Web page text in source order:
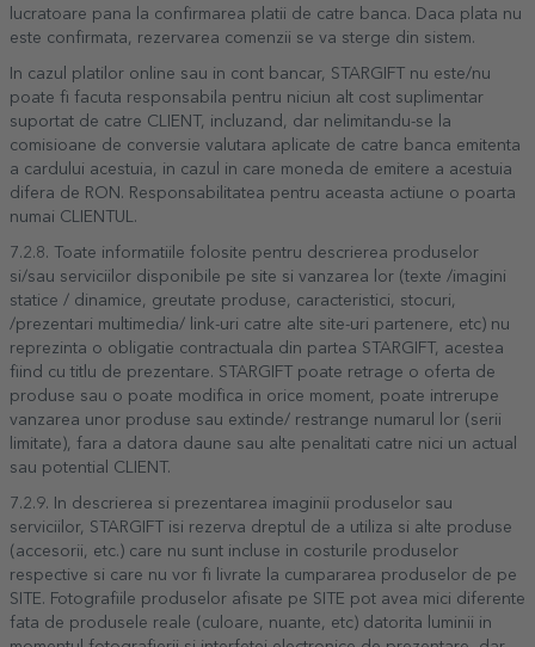
lucratoare pana la confirmarea platii de catre banca. Daca plata nu
este confirmata, rezervarea comenzii se va sterge din sistem.
In cazul platilor online sau in cont bancar, STARGIFT nu este/nu
poate fi facuta responsabila pentru niciun alt cost suplimentar
suportat de catre CLIENT, incluzand, dar nelimitandu-se la
comisioane de conversie valutara aplicate de catre banca emitenta
a cardului acestuia, in cazul in care moneda de emitere a acestuia
difera de RON. Responsabilitatea pentru aceasta actiune o poarta
numai CLIENTUL.
7.2.8. Toate informatiile folosite pentru descrierea produselor
si/sau serviciilor disponibile pe site si vanzarea lor (texte /imagini
statice / dinamice, greutate produse, caracteristici, stocuri,
/prezentari multimedia/ link-uri catre alte site-uri partenere, etc) nu
reprezinta o obligatie contractuala din partea STARGIFT, acestea
fiind cu titlu de prezentare. STARGIFT poate retrage o oferta de
produse sau o poate modifica in orice moment, poate intrerupe
vanzarea unor produse sau extinde/ restrange numarul lor (serii
limitate), fara a datora daune sau alte penalitati catre nici un actual
sau potential CLIENT.
7.2.9. In descrierea si prezentarea imaginii produselor sau
serviciilor, STARGIFT isi rezerva dreptul de a utiliza si alte produse
(accesorii, etc.) care nu sunt incluse in costurile produselor
respective si care nu vor fi livrate la cumpararea produselor de pe
SITE. Fotografiile produselor afisate pe SITE pot avea mici diferente
fata de produsele reale (culoare, nuante, etc) datorita luminii in